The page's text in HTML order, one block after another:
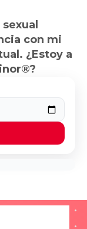
con mi
¿Estoy a